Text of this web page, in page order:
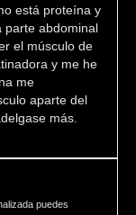
5 de 5
está proteína y
parte abdominal
el músculo de
y me he
me
aparte del
más.
puedes